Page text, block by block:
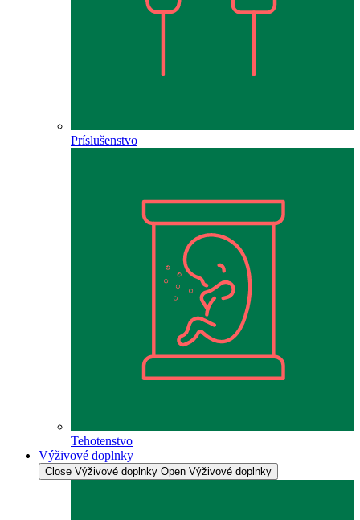
Príslušenstvo
Tehotenstvo
Výživové doplnky
Close Výživové doplnky Open Výživové doplnky